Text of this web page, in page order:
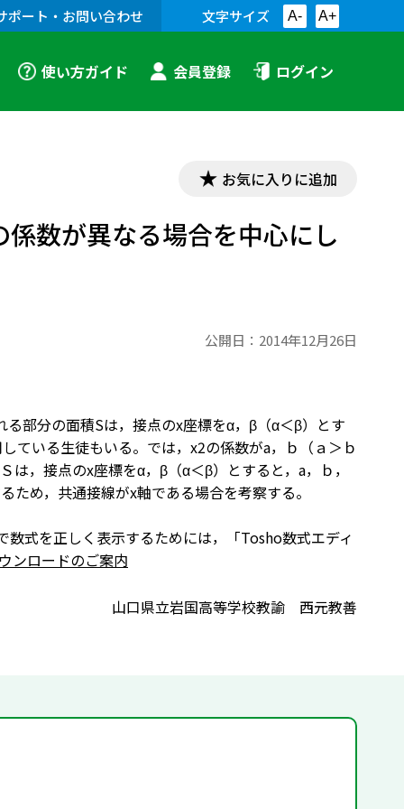
ポート・お問い合わせ 文字サイズ A- A+
使い方ガイド 会員登録 ログイン
お気に入りに追加
係数が異なる場合を中心にし
公開日： 2014年12月26日
部分の面積Sは，接点のx座標をα，β（α＜β）とす
ている生徒もいる。では，x2の係数がa，ｂ（ａ＞ｂ
，接点のx座標をα，β（α＜β）とすると，a，ｂ，
め，共通接線がx軸である場合を考察する。
式を正しく表示するためには，「Tosho数式エディ
ンロードのご案内
山口県立岩国高等学校教諭 西元教善